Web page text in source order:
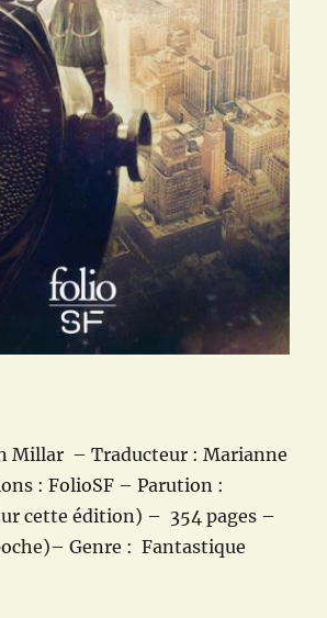
Millar – Traducteur : Marianne
: FolioSF – Parution :
cette édition) – 354 pages –
Genre : Fantastique